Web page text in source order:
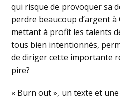
qui risque de provoquer sa
perdre beaucoup d’argent
mettant à profit les talents
tous bien intentionnés,
de diriger cette importante
pire?
« Burn out », un texte et